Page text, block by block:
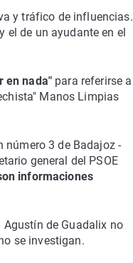
y tráfico de influencias.
de un ayudante en el
en nada" para referirse a
Manos Limpias
3 de Badajoz -
general del PSOE
informaciones
de Guadalix no
se investigan.